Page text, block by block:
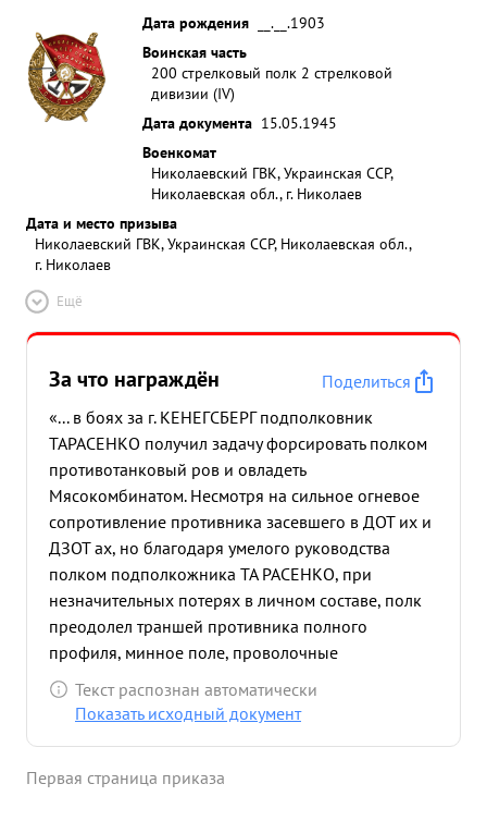
Дата рождения
__.__.1903
Воинская часть
200 стрелковый полк 2 стрелковой
дивизии (IV)
Дата документа 15.05.1945
Военкомат
Николаевский ГВК, Украинская ССР,
Николаевская обл., г. Николаев
Дата и место призыва
Николаевский ГВК, Украинская ССР, Николаевская обл.,
г. Николаев
Ещё
За что награждён
Поделиться
«... в боях за г. КЕНЕГСБЕРГ подполковник
ТАРАСЕНКО получил задачу форсировать полком
противотанковый ров и овладеть
Мясокомбинатом. Несмотря на сильное огневое
сопротивление противника засевшего в ДОТ их и
ДЗОТ ах, но благодаря умелого руководства
полком подполкожника ТА РАСЕНКО, при
незначительных потерях в личном составе, полк
преодолел траншей противника полного
профиля, минное поле, проволочные
заграждения
овладел Мясокомбинатом. Развивая дальнейшее
юго-восточную часть Ипподрома и казармы.
Текст распознан автоматически
Показать исходный документ
Первая страница приказа